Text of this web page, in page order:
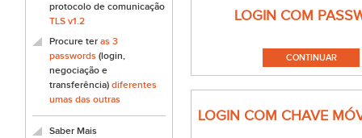
protocolo de comunicação
TLS v1.2
Procure ter as 3
passwords (login,
negociação e
transferência) diferentes
umas das outras
Saber Mais
LOGIN COM
LOGIN COM CHAVE